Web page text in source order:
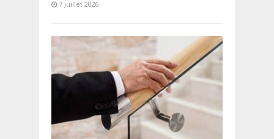
7 juillet 2026